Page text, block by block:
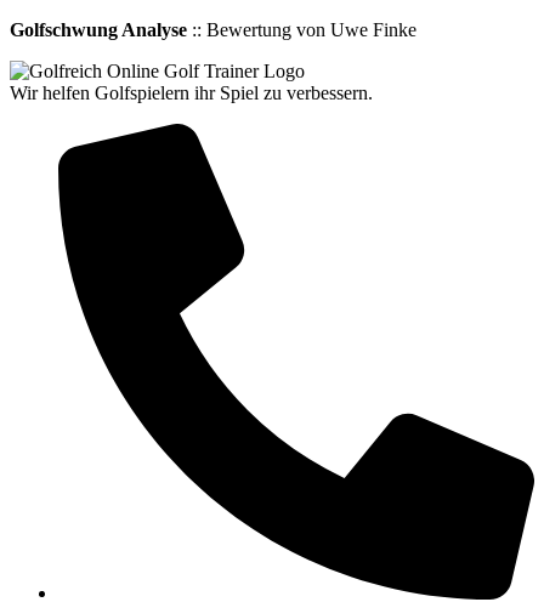
Golfschwung Analyse :: Bewertung von Uwe Finke
Wir helfen Golfspielern ihr Spiel zu verbessern.